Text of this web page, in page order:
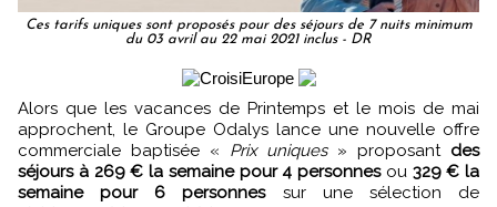
Ces tarifs uniques sont proposés pour des séjours de 7 nuits minimum
du 03 avril au 22 mai 2021 inclus - DR
Alors que les vacances de Printemps et le mois de mai
approchent, le Groupe Odalys lance une nouvelle offre
commerciale baptisée « Prix uniques» proposant des
séjours à 269 € la semaine pour 4 personnes ou 329 € la
semaine pour 6 personnessur une sélection de